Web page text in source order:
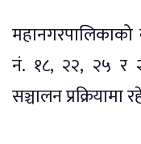
नं. १८, २२, २५ र
सञ्चालन